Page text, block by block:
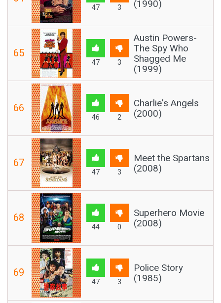
47 3
(1990)
65
47 3
Austin Powers-
The Spy Who
Shagged Me
(1999)
66
46 2
Charlie's Angels
(2000)
67
47 3
Meet the Spartans
(2008)
68
44 0
Superhero Movie
(2008)
69
47 3
Police Story
(1985)